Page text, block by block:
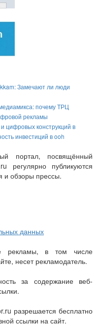
Замечают ли люди
почему ТРЦ
рекламы
цифровых конструкций в
инвестиций в ooh
портал, посвящённый
регулярно публикуются
и обзоры прессы.
данных
рекламы, в том числе
несет рекламодатель.
за содержание веб-
разрешается бесплатно
ссылки на сайт.